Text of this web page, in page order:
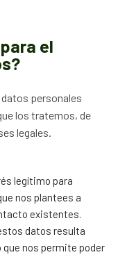
el
personales
los tratemos, de
legales.
legítimo para
nos plantees a
existentes.
datos resulta
nos permite poder